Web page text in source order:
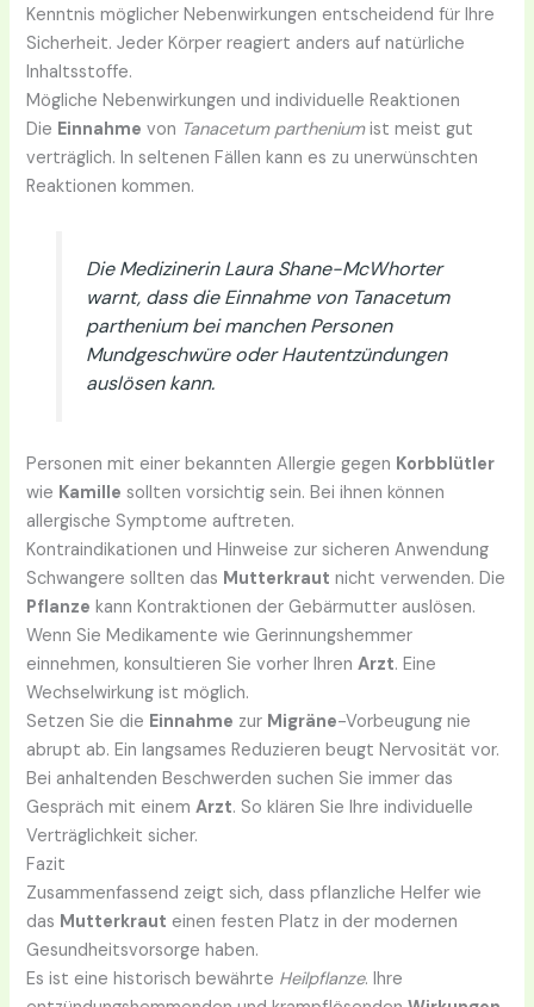
Kenntnis möglicher Nebenwirkungen entscheidend für Ihre
Sicherheit. Jeder Körper reagiert anders auf natürliche
Inhaltsstoffe.
Mögliche Nebenwirkungen und individuelle Reaktionen
Die Einnahme von Tanacetum partheniumist meist gut
verträglich. In seltenen Fällen kann es zu unerwünschten
Reaktionen kommen.
Die Medizinerin Laura Shane-McWhorter
warnt, dass die Einnahme von Tanacetum
parthenium bei manchen Personen
Mundgeschwüre oder Hautentzündungen
auslösen kann.
Personen mit einer bekannten Allergie gegen Korbblütler
wie Kamille sollten vorsichtig sein. Bei ihnen können
allergische Symptome auftreten.
Kontraindikationen und Hinweise zur sicheren Anwendung
Schwangere sollten das Mutterkraut nicht verwenden. Die
Pflanze kann Kontraktionen der Gebärmutter auslösen.
Wenn Sie Medikamente wie Gerinnungshemmer
einnehmen, konsultieren Sie vorher IhrenArzt. Eine
Wechselwirkung ist möglich.
Setzen Sie die Einnahme zur Migräne-Vorbeugung nie
abrupt ab. Ein langsames Reduzieren beugt Nervosität vor.
Bei anhaltenden Beschwerden suchen Sie immer das
Gespräch mit einemArzt. So klären Sie Ihre individuelle
Verträglichkeit sicher.
Fazit
Zusammenfassend zeigt sich, dass pflanzliche Helfer wie
das Mutterkraut einen festen Platz in der modernen
Gesundheitsvorsorge haben.
Es ist eine historisch bewährte Heilpflanze. Ihre